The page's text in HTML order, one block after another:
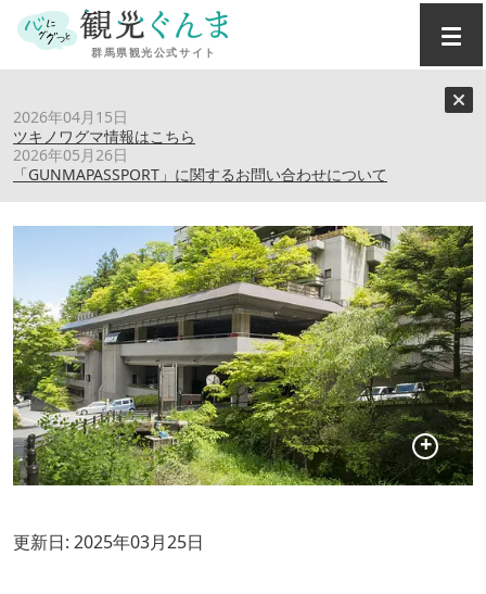
2026年04月15日
ツキノワグマ情報はこちら
2026年05月26日
「GUNMAPASSPORT」に関するお問い合わせについて
福一
更新日: 2025年03月25日